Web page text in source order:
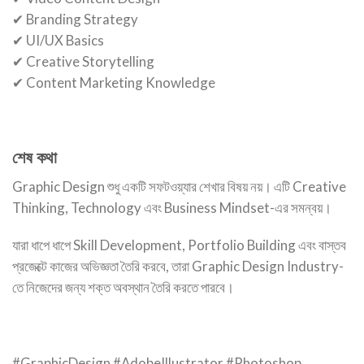
✔ Branding Strategy
✔ UI/UX Basics
✔ Creative Storytelling
✔ Content Marketing Knowledge
শেষ কথা
Graphic Design শুধু একটি সফটওয়্যার শেখার বিষয় নয়। এটি Creative
Thinking, Technology এবং Business Mindset-এর সমন্বয়।
যারা ধাপে ধাপে Skill Development, Portfolio Building এবং বাস্তব
প্রজেক্টে কাজের অভিজ্ঞতা তৈরি করবে, তারা Graphic Design Industry-
তে নিজেদের জন্য শক্ত অবস্থান তৈরি করতে পারবে।